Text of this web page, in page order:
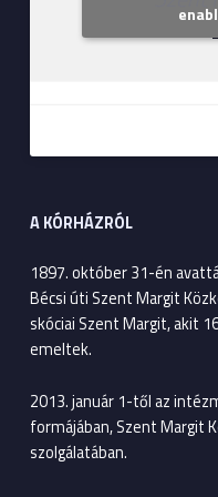
A KÓRHÁZRÓL
1897. október 31-én
Bécsi úti Szent Margit
skóciai Szent Margit, akit
emeltek.
2013. január 1-től az
formájában, Szent Margit
szolgálatában.